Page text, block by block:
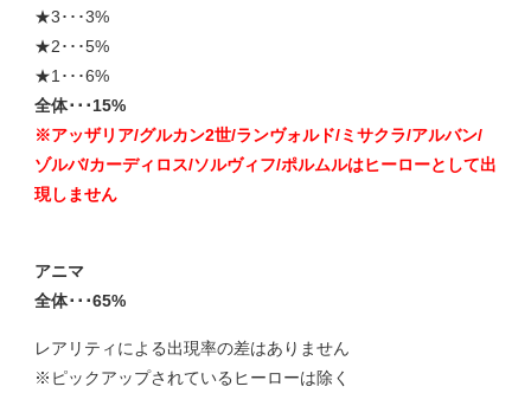
★3･･･3%
★2･･･5%
★1･･･6%
全体･･･15%
※アッザリア/グルカン2世/ランヴォルド/ミサクラ/アルバン/
ゾルバ/カーディロス/ソルヴィフ/ポルムルはヒーローとして出
現しません
アニマ
全体･･･65%
レアリティによる出現率の差はありません
※ピックアップされているヒーローは除く